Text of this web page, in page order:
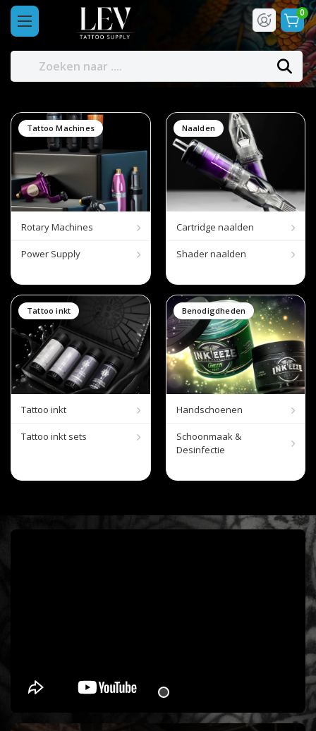
0
Tattoo Machines
Rotary Machines
Power Supply
Naalden
Cartridge naalden
Shader naalden
Tattoo inkt
Tattoo inkt
Tattoo inkt sets
Benodigdheden
Handschoenen
Schoonmaak &
Desinfectie